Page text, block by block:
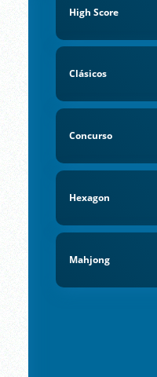
High Score
Clásicos
Concurso
Hexagon
Mahjong